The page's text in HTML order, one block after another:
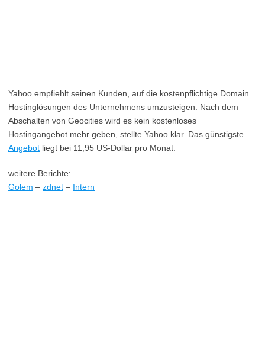
Yahoo empfiehlt seinen Kunden, auf die kostenpflichtige Domain
Hostinglösungen des Unternehmens umzusteigen. Nach dem
Abschalten von Geocities wird es kein kostenloses
Hostingangebot mehr geben, stellte Yahoo klar. Das günstigste
Angebot liegt bei 11,95 US-Dollar pro Monat.
weitere Berichte:
Golem – zdnet – Intern